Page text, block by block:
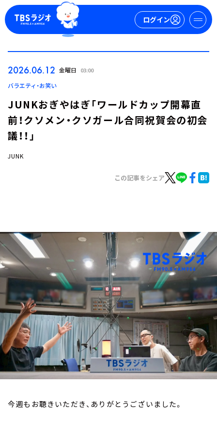
ログイン
ログイン
イベント・グッズ
YouTube
会社情報
2026.06.12 金曜日 03:00
バラエティ・お笑い
JUNKおぎやはぎ「ワールドカップ開幕直
前！クソメン・クソガール合同祝賀会の初会
議！！」
JUNK
この記事をシェア
今週もお聴きいただき、ありがとうございました。